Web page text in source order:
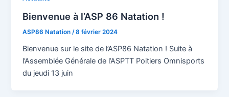
Bienvenue à l’ASP 86 Natation !
ASP86 Natation/8 février 2024
Bienvenue sur le site de l’ASP86 Natation ! Suite à
l’Assemblée Générale de l’ASPTT Poitiers Omnisports
du jeudi 13 juin